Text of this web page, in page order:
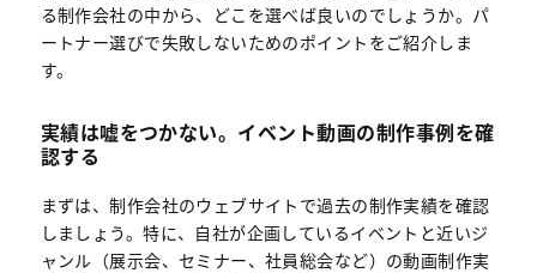
る制作会社の中から、どこを選べば良いのでしょうか。パ
ートナー選びで失敗しないためのポイントをご紹介しま
す。
実績は嘘をつかない。イベント動画の制作事例を確
認する
まずは、制作会社のウェブサイトで過去の制作実績を確認
しましょう。特に、自社が企画しているイベントと近いジ
ャンル（展示会、セミナー、社員総会など）の動画制作実